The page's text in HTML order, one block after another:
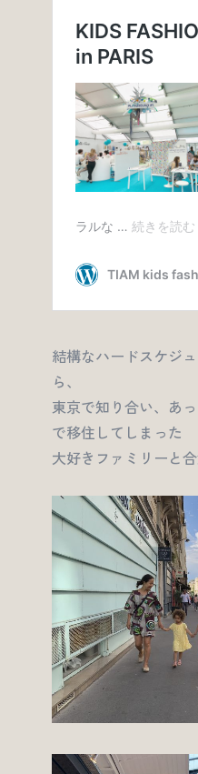
結構なハードスケジ
ら、
東京で知り合い、あ
で移住してしまった
大好きファミリーと合